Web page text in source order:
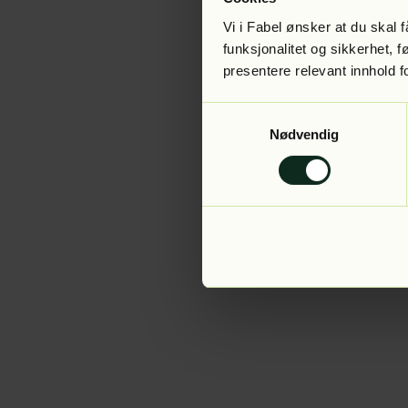
Vi i Fabel ønsker at du skal
funksjonalitet og sikkerhet,
presentere relevant innhold
Nødvendig
Application